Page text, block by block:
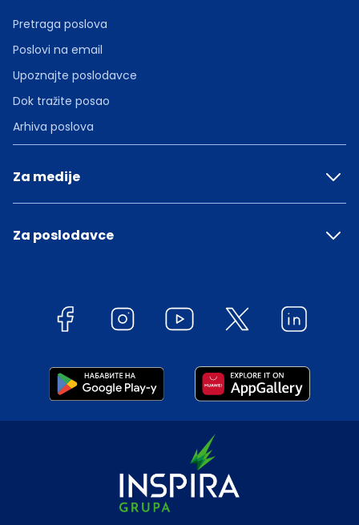
Pretraga poslova
Poslovi na email
Upoznajte poslodavce
Dok tražite posao
Arhiva poslova
Za medije
Za poslodavce